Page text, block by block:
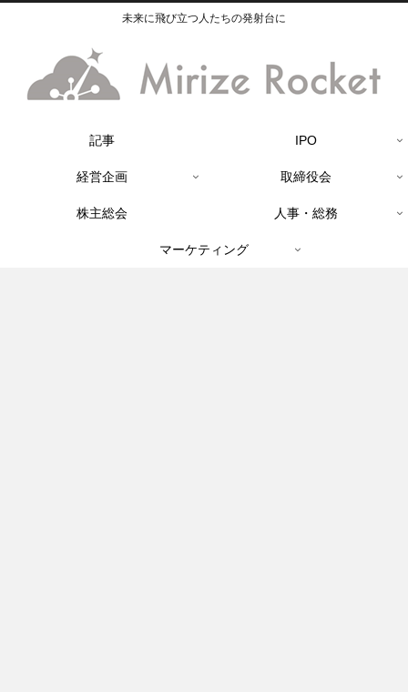
未来に飛び立つ人たちの発射台に
記事 IPO
経営企画 取締役会
株主総会 人事・総務
マーケティング